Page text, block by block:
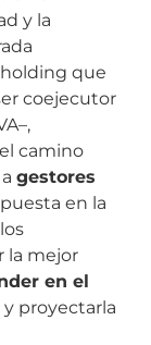
y la
que
coejecutor
camino
gestores
en la
la mejor
en el
proyectarla